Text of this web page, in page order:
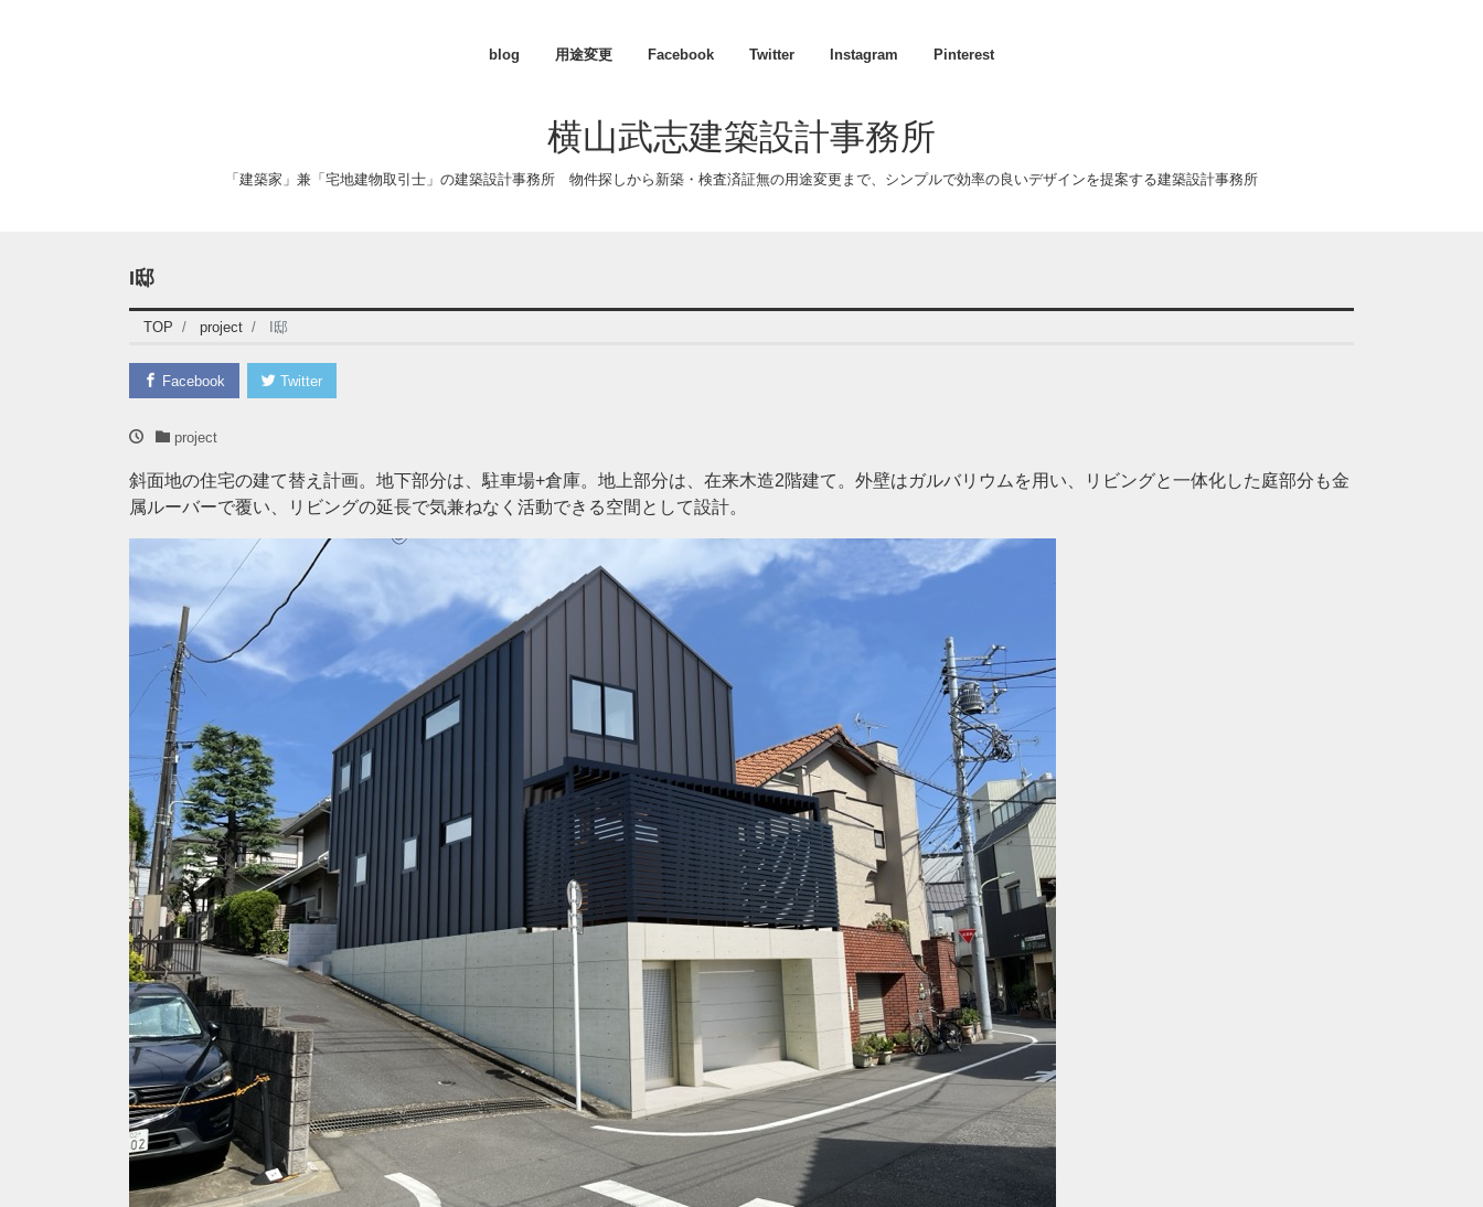
blog 用途変更 Facebook Twitter Instagram Pinterest
横山武志建築設計事務所
「建築家」兼「宅地建物取引士」の建築設計事務所 物件探しから新築・検査済証無の用途変更まで、シンプルで効率の良いデザインを提案する建築設計事務所
I邸
TOP project I邸
Facebook Twitter
project
斜面地の住宅の建て替え計画。地下部分は、駐車場+倉庫。地上部分は、在来木造2階建て。外壁はガルバリウムを用い、リビングと一体化した庭部分も金
属ルーバーで覆い、リビングの延長で気兼ねなく活動できる空間として設計。